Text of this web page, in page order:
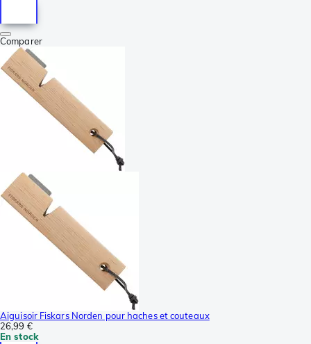
Comparer
Aiguisoir Fiskars Norden pour haches et couteaux
26,99 €
En stock